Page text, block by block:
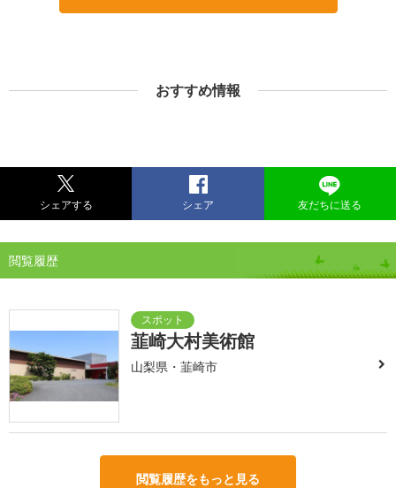
おすすめ情報
シェアする シェア 友だちに送る
閲覧履歴
韮崎大村美術館
山梨県・韮崎市
閲覧履歴をもっと見る